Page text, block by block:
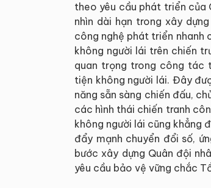
theo yêu cầu phát triển của
nhìn dài hạn trong xây
công nghệ phát triển nhanh
không người lái trên chiến
quan trọng trong công tác
tiện không người lái. Đây
năng sẵn sàng chiến đấu,
các hình thái chiến tranh
không người lái cũng khẳng
đẩy mạnh chuyển đổi số,
bước xây dựng Quân đội
yêu cầu bảo vệ vững chắc